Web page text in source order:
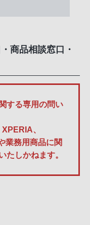
商品相談窓口・
する専用の問い
、
業務用商品に関
たしかねます。